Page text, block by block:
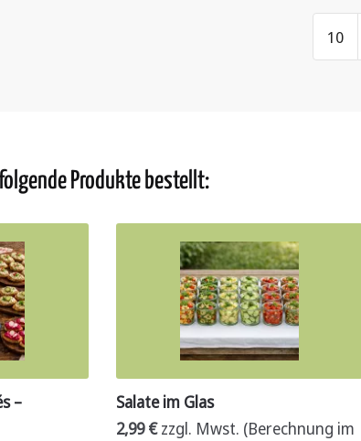
feine
Produkte bestellt:
–
Salate im Glas
2,99€ zzgl. Mwst. (Berechnung im